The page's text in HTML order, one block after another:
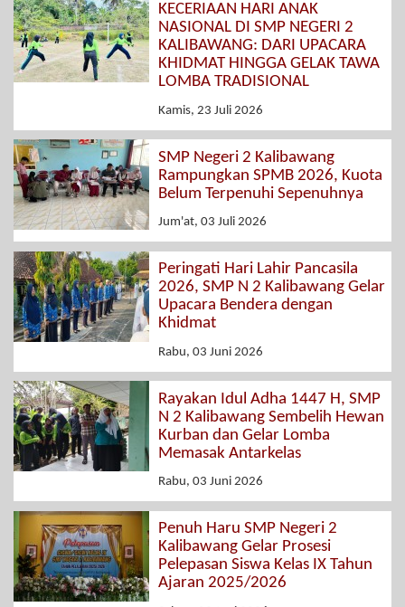
KECERIAAN HARI ANAK
NASIONAL DI SMP NEGERI 2
KALIBAWANG: DARI UPACARA
KHIDMAT HINGGA GELAK TAWA
LOMBA TRADISIONAL
Kamis, 23 Juli 2026
SMP Negeri 2 Kalibawang
Rampungkan SPMB 2026, Kuota
Belum Terpenuhi Sepenuhnya
Jum'at, 03 Juli 2026
Peringati Hari Lahir Pancasila
2026, SMP N 2 Kalibawang Gelar
Upacara Bendera dengan
Khidmat
Rabu, 03 Juni 2026
Rayakan Idul Adha 1447 H, SMP
N 2 Kalibawang Sembelih Hewan
Kurban dan Gelar Lomba
Memasak Antarkelas
Rabu, 03 Juni 2026
Penuh Haru SMP Negeri 2
Kalibawang Gelar Prosesi
Pelepasan Siswa Kelas IX Tahun
Ajaran 2025/2026